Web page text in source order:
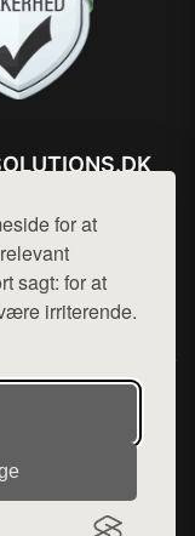
for at
sagt: for at
irriterende.
hej@want.dk
og privatlivspolitik
en række
produkter fra
denne side - vi
har heller ikke